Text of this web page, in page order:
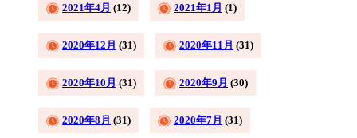
2021年4月 (12) 2021年1月 (1)
2020年12月 (31) 2020年11月 (31)
2020年10月 (31) 2020年9月 (30)
2020年8月 (31) 2020年7月 (31)